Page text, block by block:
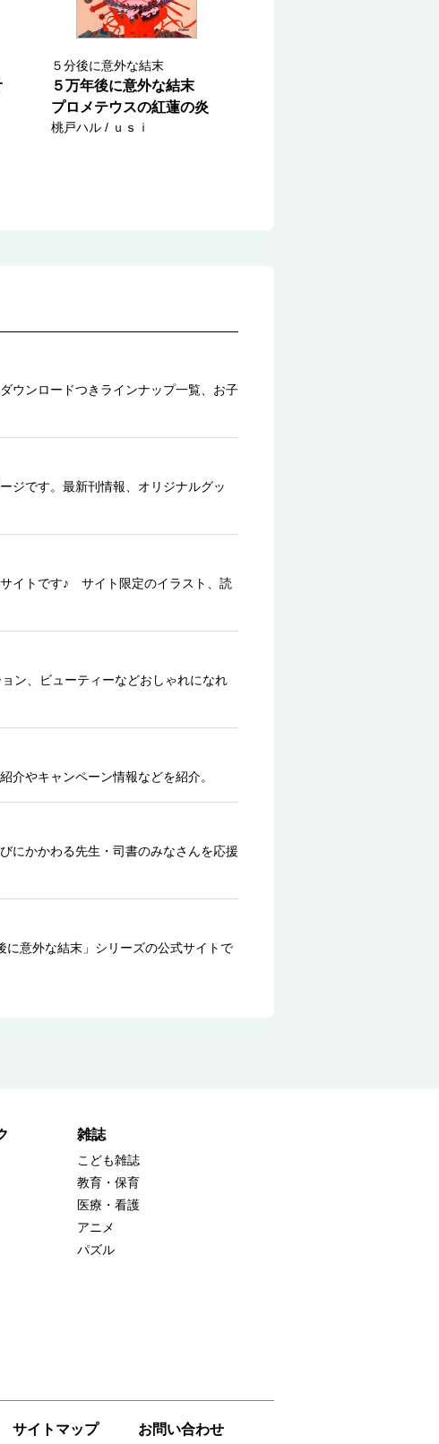
５分後に意外な結末
５万年後に意外な結末
プロメテウスの紅蓮の炎
桃戸ハル / ｕｓｉ
ウンロードつきラインナップ一覧、お子
ジです。最新刊情報、オリジナルグッ
イトです♪ サイト限定のイラスト、読
ン、ビューティーなどおしゃれになれ
介やキャンペーン情報などを紹介。
にかかわる先生・司書のみなさんを応援
意外な結末」シリーズの公式サイトで
雑誌
こども雑誌
教育・保育
医療・看護
アニメ
パズル
サイトマップ お問い合わせ